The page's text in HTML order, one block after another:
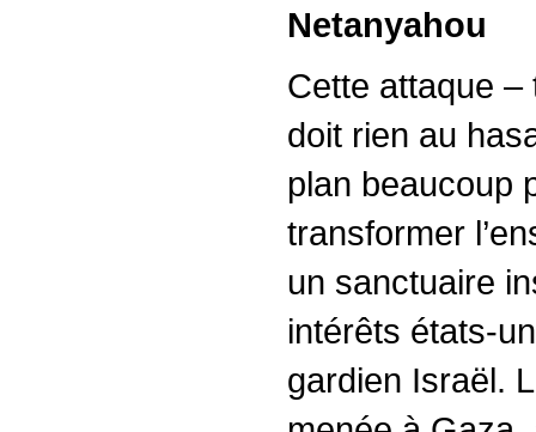
Netanyahou
Cette attaque
doit rien au
plan beaucoup
transformer
un sanctuaire
intérêts états-
gardien Israël.